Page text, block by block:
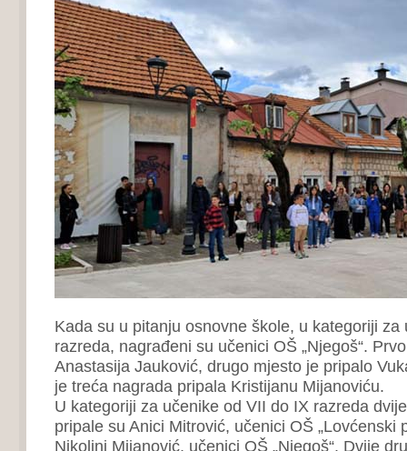
Kada su u pitanju osnovne škole, u kategoriji za
razreda, nagrađeni su učenici OŠ „Njegoš“.
Anastasija Jauković, drugo mjesto je pripalo
je treća nagrada pripala Kristijanu Mijanoviću.
U kategoriji za učenike od VII do IX razreda
pripale su Anici Mitrović, učenici OŠ „Lovćenski
Nikolini Mijanović, učenici OŠ „Njegoš“. Dvije